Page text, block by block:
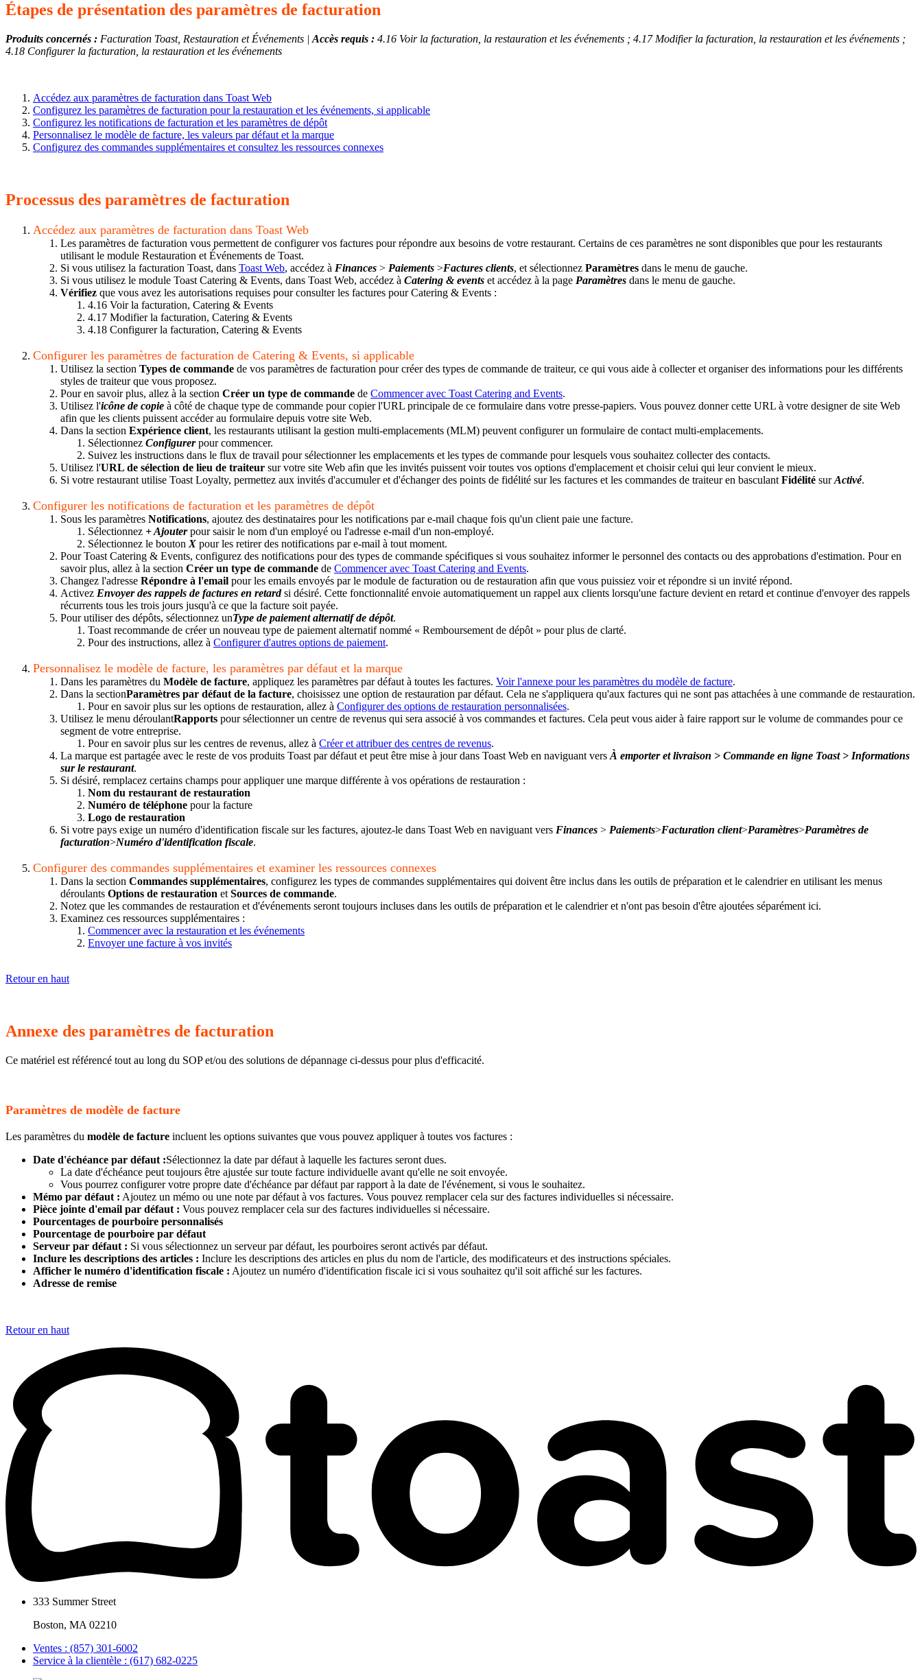
Étapes de présentation des paramètres de facturation
Produits concernés : Facturation Toast, Restauration et Événements | Accès requis : 4.16 Voir la facturation, la restauration et les événements ; 4.17 Modifier la facturation, la restauration et les événements ;
4.18 Configurer la facturation, la restauration et les événements
Accédez aux paramètres de facturation dans Toast Web
Configurez les paramètres de facturation pour la restauration et les événements, si applicable
Configurez les notifications de facturation et les paramètres de dépôt
Personnalisez le modèle de facture, les valeurs par défaut et la marque
Configurez des commandes supplémentaires et consultez les ressources connexes
Processus des paramètres de facturation
Accédez aux paramètres de facturation dans Toast Web
Les paramètres de facturation vous permettent de configurer vos factures pour répondre aux besoins de votre restaurant. Certains de ces paramètres ne sont disponibles que pour les restaurants
utilisant le module Restauration et Événements de Toast.
Si vous utilisez la facturation Toast, dans Toast Web, accédez à Finances > Paiements >Factures clients, et sélectionnez Paramètres dans le menu de gauche.
Si vous utilisez le module Toast Catering & Events, dans Toast Web, accédez à Catering & events et accédez à la page Paramètres dans le menu de gauche.
Vérifiez que vous avez les autorisations requises pour consulter les factures pour Catering & Events :
4.16 Voir la facturation, Catering & Events
4.17 Modifier la facturation, Catering & Events
4.18 Configurer la facturation, Catering & Events
Configurer les paramètres de facturation de Catering & Events, si applicable
Utilisez la section Types de commande de vos paramètres de facturation pour créer des types de commande de traiteur, ce qui vous aide à collecter et organiser des informations pour les différents
styles de traiteur que vous proposez.
Pour en savoir plus, allez à la section Créer un type de commande de Commencer avec Toast Catering and Events.
Utilisez l'icône de copie à côté de chaque type de commande pour copier l'URL principale de ce formulaire dans votre presse-papiers. Vous pouvez donner cette URL à votre designer de site Web
afin que les clients puissent accéder au formulaire depuis votre site Web.
Dans la section Expérience client, les restaurants utilisant la gestion multi-emplacements (MLM) peuvent configurer un formulaire de contact multi-emplacements.
Sélectionnez Configurerpour commencer.
Suivez les instructions dans le flux de travail pour sélectionner les emplacements et les types de commande pour lesquels vous souhaitez collecter des contacts.
Utilisez l'URL de sélection de lieu de traiteur sur votre site Web afin que les invités puissent voir toutes vos options d'emplacement et choisir celui qui leur convient le mieux.
Si votre restaurant utilise Toast Loyalty, permettez aux invités d'accumuler et d'échanger des points de fidélité sur les factures et les commandes de traiteur en basculant Fidélité surActivé.
Configurer les notifications de facturation et les paramètres de dépôt
Sous les paramètres Notifications, ajoutez des destinataires pour les notifications par e-mail chaque fois qu'un client paie une facture.
Sélectionnez + Ajouterpour saisir le nom d'un employé ou l'adresse e-mail d'un non-employé.
Sélectionnez le bouton X pour les retirer des notifications par e-mail à tout moment.
Pour Toast Catering & Events, configurez des notifications pour des types de commande spécifiques si vous souhaitez informer le personnel des contacts ou des approbations d'estimation. Pour en
savoir plus, allez à la section Créer un type de commande de Commencer avec Toast Catering and Events.
Changez l'adresse Répondre à l'email pour les emails envoyés par le module de facturation ou de restauration afin que vous puissiez voir et répondre si un invité répond.
Activez Envoyer des rappels de factures en retardsi désiré. Cette fonctionnalité envoie automatiquement un rappel aux clients lorsqu'une facture devient en retard et continue d'envoyer des rappels
récurrents tous les trois jours jusqu'à ce que la facture soit payée.
Pour utiliser des dépôts, sélectionnez unType de paiement alternatif de dépôt.
Toast recommande de créer un nouveau type de paiement alternatif nommé « Remboursement de dépôt » pour plus de clarté.
Pour des instructions, allez à Configurer d'autres options de paiement.
Personnalisez le modèle de facture, les paramètres par défaut et la marque
Dans les paramètres du Modèle de facture, appliquez les paramètres par défaut à toutes les factures. Voir l'annexe pour les paramètres du modèle de facture.
Dans la sectionParamètres par défaut de la facture, choisissez une option de restauration par défaut. Cela ne s'appliquera qu'aux factures qui ne sont pas attachées à une commande de restauration.
Pour en savoir plus sur les options de restauration, allez à Configurer des options de restauration personnalisées.
Utilisez le menu déroulantRapports pour sélectionner un centre de revenus qui sera associé à vos commandes et factures. Cela peut vous aider à faire rapport sur le volume de commandes pour ce
segment de votre entreprise.
Pour en savoir plus sur les centres de revenus, allez à Créer et attribuer des centres de revenus.
La marque est partagée avec le reste de vos produits Toast par défaut et peut être mise à jour dans Toast Web en naviguant vers À emporter et livraison > Commande en ligne Toast > Informations
sur le restaurant.
Si désiré, remplacez certains champs pour appliquer une marque différente à vos opérations de restauration :
Nom du restaurant de restauration
Numéro de téléphone pour la facture
Logo de restauration
Si votre pays exige un numéro d'identification fiscale sur les factures, ajoutez-le dans Toast Web en naviguant vers Finances > Paiements>Facturation client>Paramètres>Paramètres de
facturation>Numéro d'identification fiscale.
Configurer des commandes supplémentaires et examiner les ressources connexes
Dans la section Commandes supplémentaires, configurez les types de commandes supplémentaires qui doivent être inclus dans les outils de préparation et le calendrier en utilisant les menus
déroulants Options de restauration et Sources de commande.
Notez que les commandes de restauration et d'événements seront toujours incluses dans les outils de préparation et le calendrier et n'ont pas besoin d'être ajoutées séparément ici.
Examinez ces ressources supplémentaires :
Commencer avec la restauration et les événements
Envoyer une facture à vos invités
Retour en haut
Annexe des paramètres de facturation
Ce matériel est référencé tout au long du SOP et/ou des solutions de dépannage ci-dessus pour plus d'efficacité.
Paramètres de modèle de facture
Les paramètres du modèle de facture incluent les options suivantes que vous pouvez appliquer à toutes vos factures :
Date d'échéance par défaut :Sélectionnez la date par défaut à laquelle les factures seront dues.
La date d'échéance peut toujours être ajustée sur toute facture individuelle avant qu'elle ne soit envoyée.
Vous pourrez configurer votre propre date d'échéance par défaut par rapport à la date de l'événement, si vous le souhaitez.
Mémo par défaut : Ajoutez un mémo ou une note par défaut à vos factures. Vous pouvez remplacer cela sur des factures individuelles si nécessaire.
Pièce jointe d'email par défaut : Vous pouvez remplacer cela sur des factures individuelles si nécessaire.
Pourcentages de pourboire personnalisés
Pourcentage de pourboire par défaut
Serveur par défaut : Si vous sélectionnez un serveur par défaut, les pourboires seront activés par défaut.
Inclure les descriptions des articles : Inclure les descriptions des articles en plus du nom de l'article, des modificateurs et des instructions spéciales.
Afficher le numéro d'identification fiscale : Ajoutez un numéro d'identification fiscale ici si vous souhaitez qu'il soit affiché sur les factures.
Adresse de remise
Retour en haut
333 Summer Street
Boston, MA 02210
Ventes : (857) 301-6002
Service à la clientèle : (617) 682-0225